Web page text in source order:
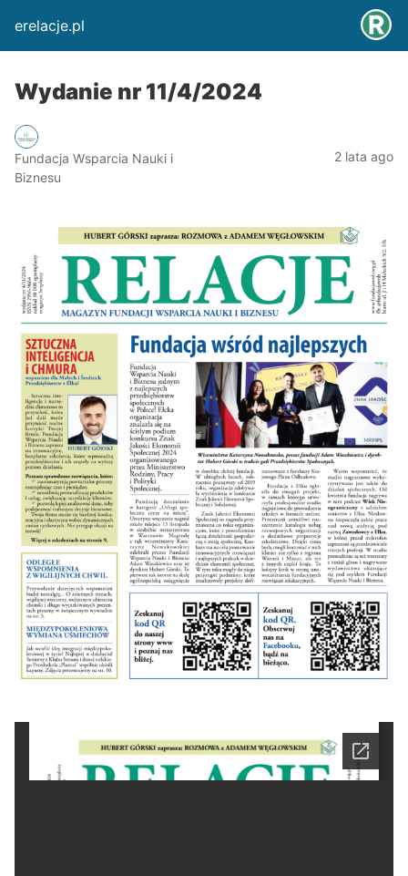
erelacje.pl
Wydanie nr 11/4/2024
Fundacja Wsparcia Nauki i
Biznesu
2 lata ago